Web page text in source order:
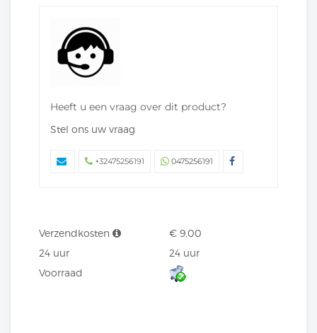
Heeft u een vraag over dit product?
Stel ons uw vraag
+32475256191 0475256191
Verzendkosten € 9,00
24 uur
24 uur
Voorraad